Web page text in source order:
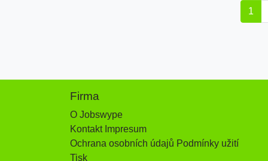
1
Firma
O Jobswype
Kontakt Impresum
Ochrana osobních údajů Podmínky užití
Tisk